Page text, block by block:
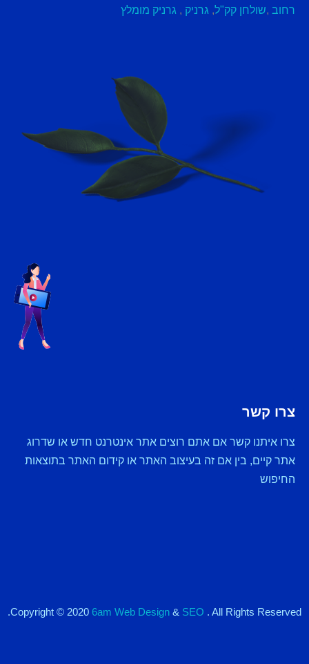
רחוב ,שולחן קק"ל, גרניק , גרניק מומלץ
צרו קשר
צרו איתנו קשר אם אתם רוצים אתר אינטרנט חדש או שדרוג
אתר קיים, בין אם זה בעיצוב האתר או קידום האתר בתוצאות
החיפוש
Copyright © 2020 6am Web Design & SEO . All Rights Reserved.